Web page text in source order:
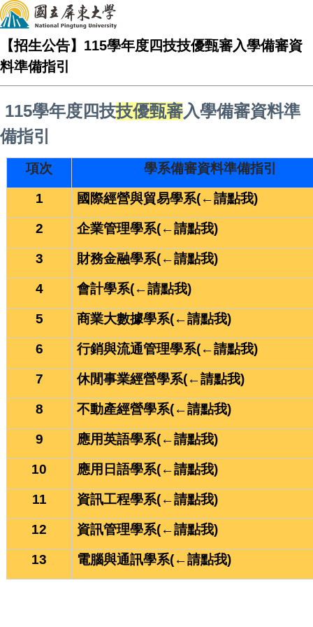
【招生公告】115學年度四技技優甄審入學備審資
料準備指引
115學年度四技技優甄審入學備審資料準
備指引
項次 學系備審資料準備指引
1 國際經營與貿易學系(←請點我)
2 企業管理學系(←請點我)
3 財務金融學系(←請點我)
4 會計學系(←請點我)
5 商業大數據學系(←請點我)
6 行銷與流通管理學系(←請點我)
7 休閒事業經營學系(←請點我)
8 不動產經營學系(←請點我)
9 應用英語學系(←請點我)
10 應用日語學系(←請點我)
11 資訊工程學系(←請點我)
12 資訊管理學系(←請點我)
13 電腦與通訊學系(←請點我)